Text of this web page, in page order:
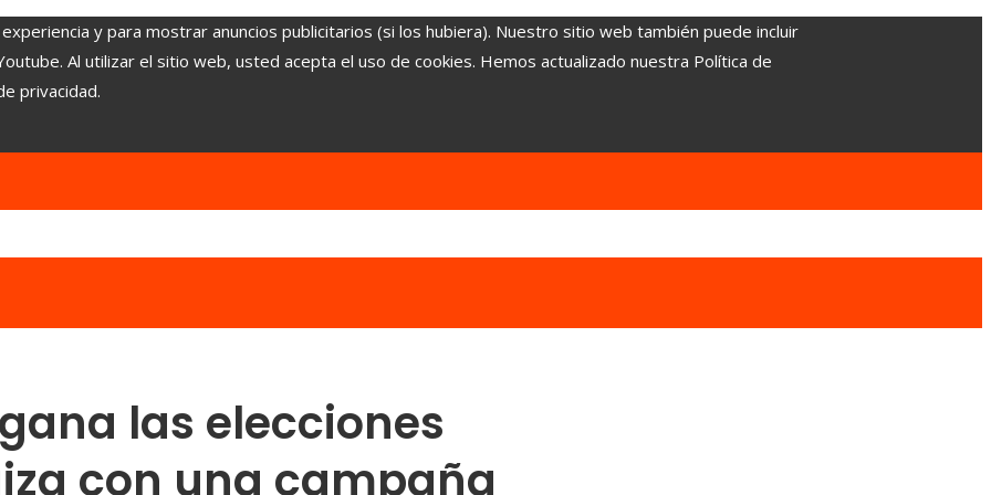
y para mostrar anuncios publicitarios (si los hubiera). Nuestro sitio web también puede incluir
Al utilizar el sitio web, usted acepta el uso de cookies. Hemos actualizado nuestra Política de
privacidad.
las elecciones
con una campaña